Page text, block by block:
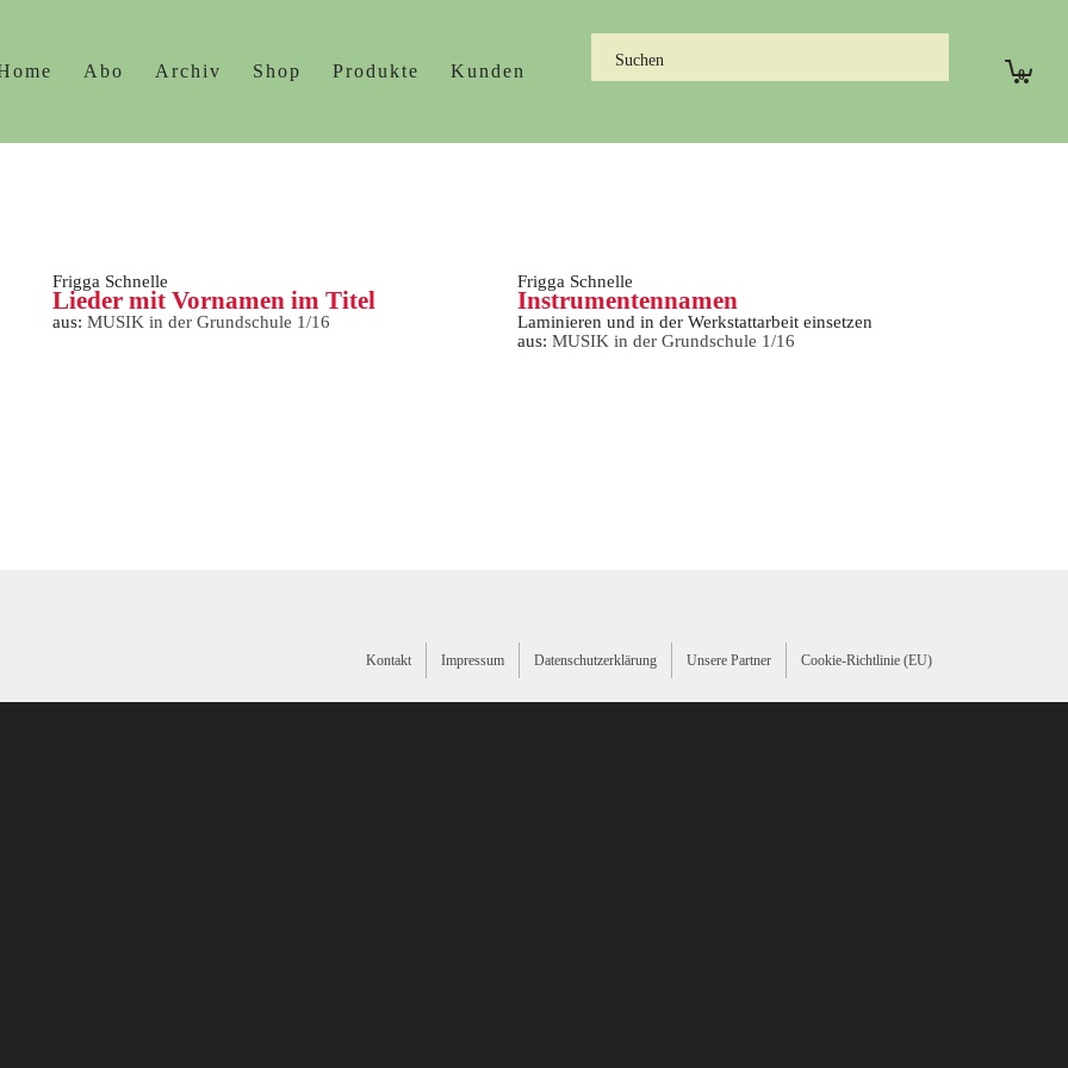
Abo Archiv Shop Produkte Kunden 0
Frigga Schnelle
Lieder mit Vornamen im Titel
aus: MUSIK in der Grundschule 1/16
Frigga Schnelle
Instrumentennamen
Laminieren und in der Werkstattarbeit einsetzen
aus: MUSIK in der Grundschule 1/16
Kontakt Impressum Datenschutzerklärung Unsere Partner Cookie-Richtlinie (EU)